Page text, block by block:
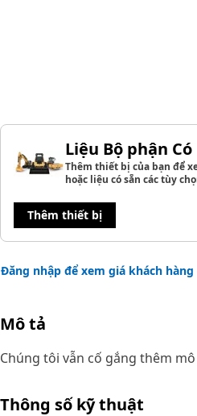
Liệu Bộ phận
Thêm thiết bị của bạn để
hoặc liệu có sẵn các tùy
Thêm thiết bị
Đăng nhập để xem giá khách hàng
Mô tả
Chúng tôi vẫn cố gắng thêm
Thông số kỹ thuật